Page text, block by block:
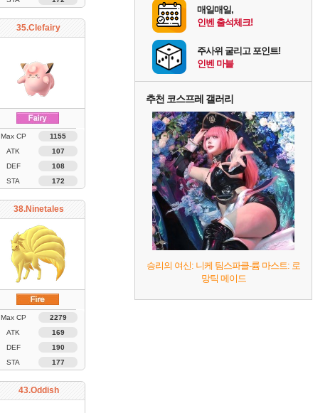
35.Clefairy
Max CP
1155
ATK
107
DEF
108
STA
172
38.Ninetales
Max CP
2279
ATK
169
DEF
190
STA
177
43.Oddish
매일매일,
인벤 출석체크!
주사위 굴리고 포인트!
인벤 마블
추천 코스프레 갤러리
승리의 여신: 니케 팀스파클-륨 마스트: 로
망틱 메이드